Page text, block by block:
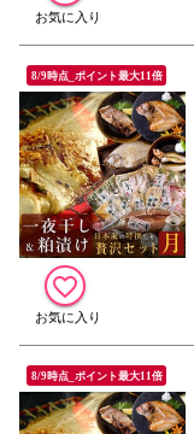
8/9時点_ポイント最大11倍
8/9時点_ポイント最大11倍